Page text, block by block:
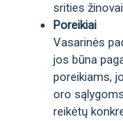
srities
Poreikiai
Vasarinės
jos būna
poreikiams,
oro
reikėtų